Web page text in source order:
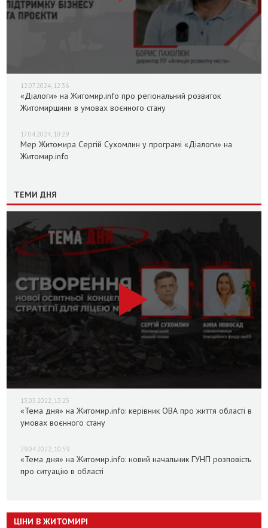
12.07.2024, 12:36
«Діалоги» на Житомир.info про регіональний розвиток
Житомирщини в умовах воєнного стану
17.04.2024, 10:29
Мер Житомира Сергій Сухомлин у програмі «Діалоги» на
Житомир.info
ТЕМИ ДНЯ
13.05.2022, 13:25
«Тема дня» на Житомир.info: керівник ОВА про життя області в
умовах воєнного стану
29.04.2022, 10:59
«Тема дня» на Житомир.info: новий начальник ГУНП розповість
про ситуацію в області
ЦІНИ В ЖИТОМИРІ